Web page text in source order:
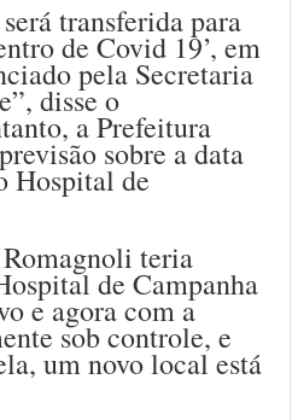
transferida para
de Covid 19’, em
pela Secretaria
disse o
a Prefeitura
sobre a data
Hospital de
teria
de Campanha
e agora com a
sob controle, e
um novo local está